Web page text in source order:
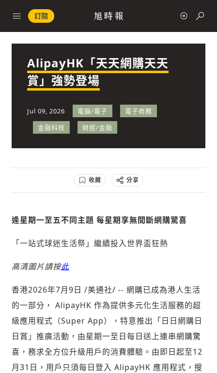
訂閱
政治
經濟
科技
人文
AlipayHK「天天網購天天
賞」強勢登場
Jul 09, 2026 電腦/電子
電子商務
金融科技
財經/金融
收藏 分享
逄星期一至五不同主題 每星期享無間斷網購驚喜
「一站式球迷生活祭」繼續投入世界盃狂熱
高清圖片請按此
香港2026年7月9日 /美通社/ -- 網購已成為港人生活
的一部分， AlipayHK 作為提供多元化生活服務的超
級應用程式（Super App），特意推出「日日網購日
日賞」推廣活動，由星期一至日每日送上連串網購驚
喜，務求全方位升級用戶的消費體驗。由即日起至12
月31日，用戶只須每日登入 AlipayHK 應用程式，搜